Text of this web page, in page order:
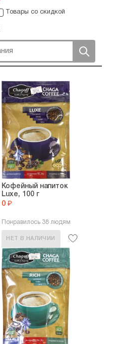
Товары со скидкой
Кофейный напиток
Luxe, 100 г
0 ₽
Понравилось 38 людям
НЕТ В НАЛИЧИИ